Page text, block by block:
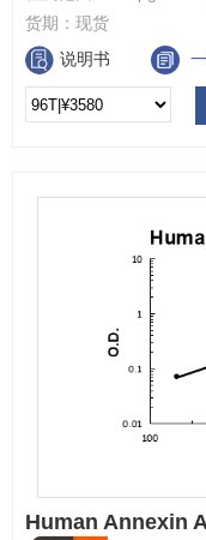
货期： 现货
说明书
Human Annexin